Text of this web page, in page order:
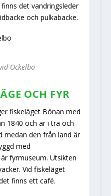
det vandringsleder
och pulkabacke.
Ockelbo
OCH FYR
fiskeläget Bönan med
1840 och är i trä och
medan den från land är
med
fyrmuseum. Utsikten
Vid fiskeläget
finns ett café.